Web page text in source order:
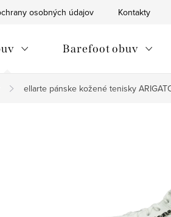
osobných údajov Kontakty
Barefoot obuv
ellarte pánske kožené tenisky